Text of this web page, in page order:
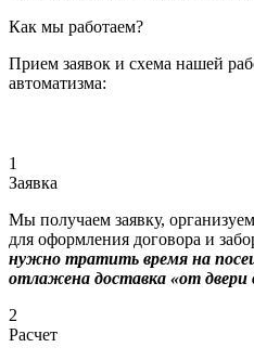
Как мы работаем?
Прием заявок и схема нашей
автоматизма:
1
Заявка
Мы получаем заявку,
для оформления договора и
нужно тратить время на
отлажена доставка «от двери
2
Расчет